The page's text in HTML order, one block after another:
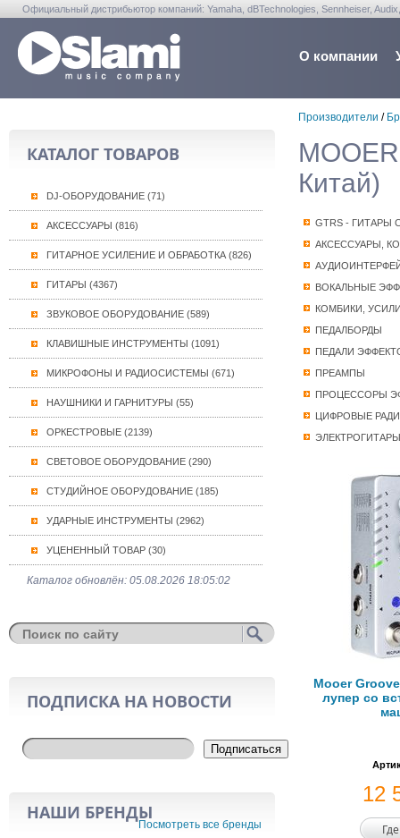
Официальный дистрибьютор компаний: Yamaha, dBTechnologies, Sennheiser,
О компании
КАТАЛОГ ТОВАРОВ
DJ-ОБОРУДОВАНИЕ (71)
АКСЕССУАРЫ (816)
ГИТАРНОЕ УСИЛЕНИЕ И ОБРАБОТКА (826)
ГИТАРЫ (4367)
ЗВУКОВОЕ ОБОРУДОВАНИЕ (589)
КЛАВИШНЫЕ ИНСТРУМЕНТЫ (1091)
МИКРОФОНЫ И РАДИОСИСТЕМЫ (671)
НАУШНИКИ И ГАРНИТУРЫ (55)
ОРКЕСТРОВЫЕ (2139)
СВЕТОВОЕ ОБОРУДОВАНИЕ (290)
СТУДИЙНОЕ ОБОРУДОВАНИЕ (185)
УДАРНЫЕ ИНСТРУМЕНТЫ (2962)
УЦЕНЕННЫЙ ТОВАР (30)
Каталог обновлён: 05.08.2026 18:05:02
ПОДПИСКА НА НОВОСТИ
Подписаться
НАШИ БРЕНДЫ
Посмотреть все бренды
Производители /
Китай)
GTRS -
АКСЕССУАРЫ,
ВОКАЛЬНЫЕ
КОМБИКИ,
ПЕДАЛБОРДЫ
ПЕДАЛИ
ПРЕАМПЫ
ПРОЦЕССОРЫ
ЦИФРОВЫЕ
ЭЛЕКТРОГИТАРЫ
Mooer
лупер со
12